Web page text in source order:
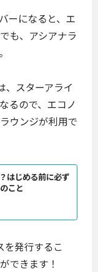
ーになると、エ
も、アシアナラ
、スターアライ
るので、エコノ
ウンジが利用で
はじめる前に必ず
こと
を発行するこ
できます！